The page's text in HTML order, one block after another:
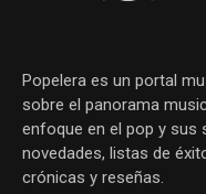
Popelera es un portal
sobre el panorama
enfoque en el pop y sus
novedades, listas de
crónicas y reseñas.